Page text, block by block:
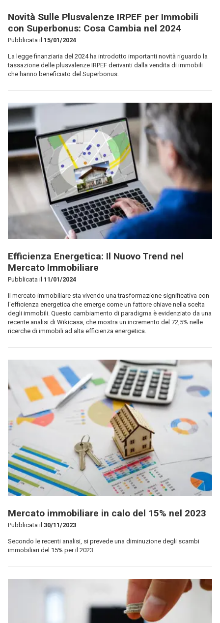
Novità Sulle Plusvalenze IRPEF per Immobili
con Superbonus: Cosa Cambia nel 2024
Pubblicata il 15/01/2024
La legge finanziaria del 2024 ha introdotto importanti novità riguardo la
tassazione delle plusvalenze IRPEF derivanti dalla vendita di immobili
che hanno beneficiato del Superbonus.
Efficienza Energetica: Il Nuovo Trend nel
Mercato Immobiliare
Pubblicata il 11/01/2024
Il mercato immobiliare sta vivendo una trasformazione significativa con
l'efficienza energetica che emerge come un fattore chiave nella scelta
degli immobili. Questo cambiamento di paradigma è evidenziato da una
recente analisi di Wikicasa, che mostra un incremento del 72,5% nelle
ricerche di immobili ad alta efficienza energetica.
Mercato immobiliare in calo del 15% nel 2023
Pubblicata il 30/11/2023
Secondo le recenti analisi, si prevede una diminuzione degli scambi
immobiliari del 15% per il 2023.